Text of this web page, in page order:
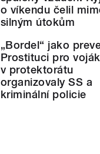
o víkendu čelil
silným útokům
„Bordel“ jako
Prostituci pro
v protektorátu
organizovaly SS a
kriminální policie